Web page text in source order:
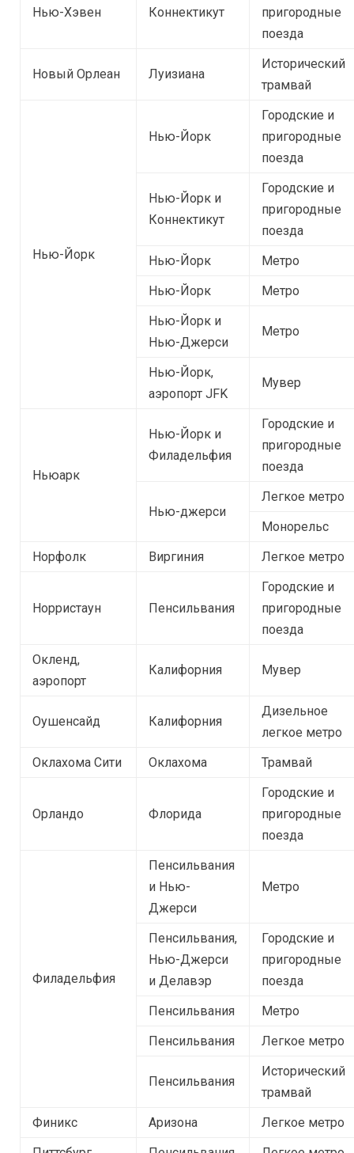
Нью-Хэвен Коннектикут
пригородные
поезда
Новый Орлеан Луизиана
Исторический
трамвай
Нью-Йорк
Нью-Йорк
Городские и
пригородные
поезда
Нью-Йорк и
Коннектикут
Городские и
пригородные
поезда
Нью-Йорк
Метро
Нью-Йорк
Метро
Нью-Йорк и
Нью-Джерси
Метро
Нью-Йорк,
аэропорт JFK
Мувер
Ньюарк
Нью-Йорк и
Филадельфия
Городские и
пригородные
поезда
Нью-джерси
Легкое метро
Монорельс
Норфолк
Виргиния Легкое метро
Норристаун Пенсильвания
Городские и
пригородные
поезда
Окленд,
аэропорт
Калифорния Мувер
Оушенсайд Калифорния
Дизельное
легкое метро
Оклахома Сити
Оклахома Трамвай
Орландо Флорида
Городские и
пригородные
поезда
Филадельфия
Пенсильвания
и Нью-
Джерси
Метро
Пенсильвания,
Нью-Джерси
и Делавэр
Городские и
пригородные
поезда
Пенсильвания
Метро
Пенсильвания
Легкое метро
Пенсильвания
Исторический
трамвай
Финикс
Аризона
Легкое метро